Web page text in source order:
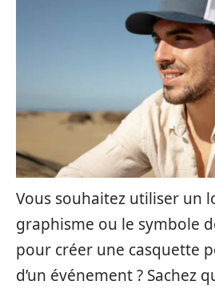
Vous souhaitez utiliser un
graphisme ou le symbole
pour créer une casquette
d’un événement ? Sachez